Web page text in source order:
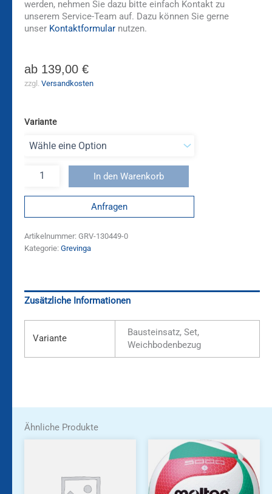
werden, nehmen Sie dazu bitte einfach Kontakt zu
unserem Service-Team auf. Dazu können Sie gerne
unser Kontaktformular nutzen.
ab 139,00 €
zzgl. Versandkosten
Variante
In den Warenkorb
Anfragen
Artikelnummer: GRV-130449-0
Kategorie: Grevinga
Zusätzliche Informationen
Variante
Bausteinsatz, Set,
Weichbodenbezug
Ähnliche Produkte